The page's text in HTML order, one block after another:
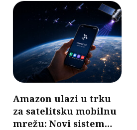
Amazon ulazi u trku
za satelitsku mobilnu
mrežu: Novi sistem